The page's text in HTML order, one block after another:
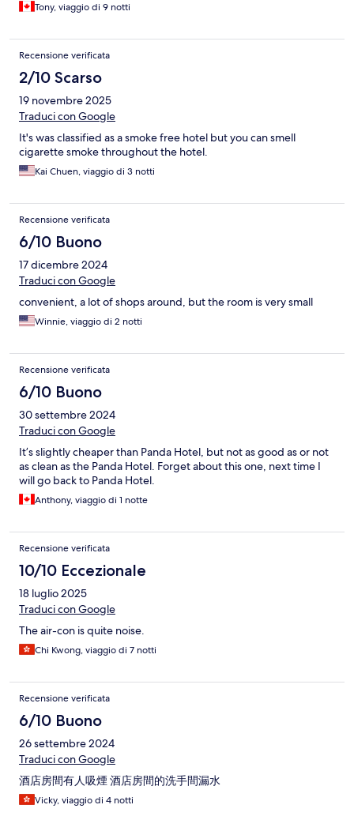
Tony, viaggio di 9 notti
Recensione verificata
2/10 Scarso
19 novembre 2025
Traduci con Google
It's was classified as a smoke free hotel but you can smell
cigarette smoke throughout the hotel.
Kai Chuen, viaggio di 3 notti
Recensione verificata
6/10 Buono
17 dicembre 2024
Traduci con Google
convenient, a lot of shops around, but the room is very small
Winnie, viaggio di 2 notti
Recensione verificata
6/10 Buono
30 settembre 2024
Traduci con Google
It’s slightly cheaper than Panda Hotel, but not as good as or not
as clean as the Panda Hotel. Forget about this one, next time I
will go back to Panda Hotel.
Anthony, viaggio di 1 notte
Recensione verificata
10/10 Eccezionale
18 luglio 2025
Traduci con Google
The air-con is quite noise.
Chi Kwong, viaggio di 7 notti
Recensione verificata
6/10 Buono
26 settembre 2024
Traduci con Google
酒店房間有人吸煙 酒店房間的洗手間漏水
Vicky, viaggio di 4 notti